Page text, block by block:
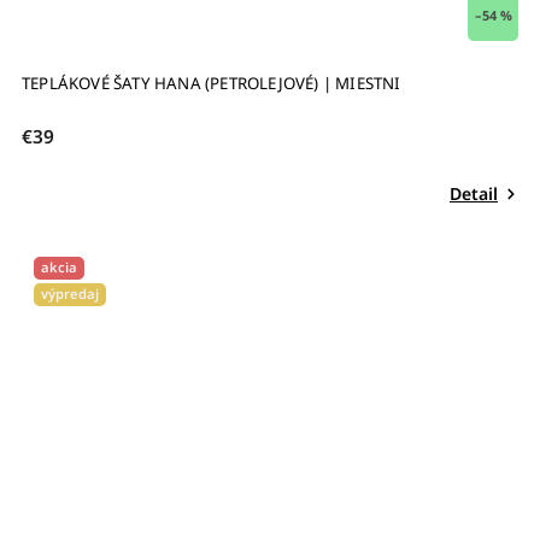
–54 %
TEPLÁKOVÉ ŠATY HANA (PETROLEJOVÉ) | MIESTNI
€39
Detail
akcia
výpredaj